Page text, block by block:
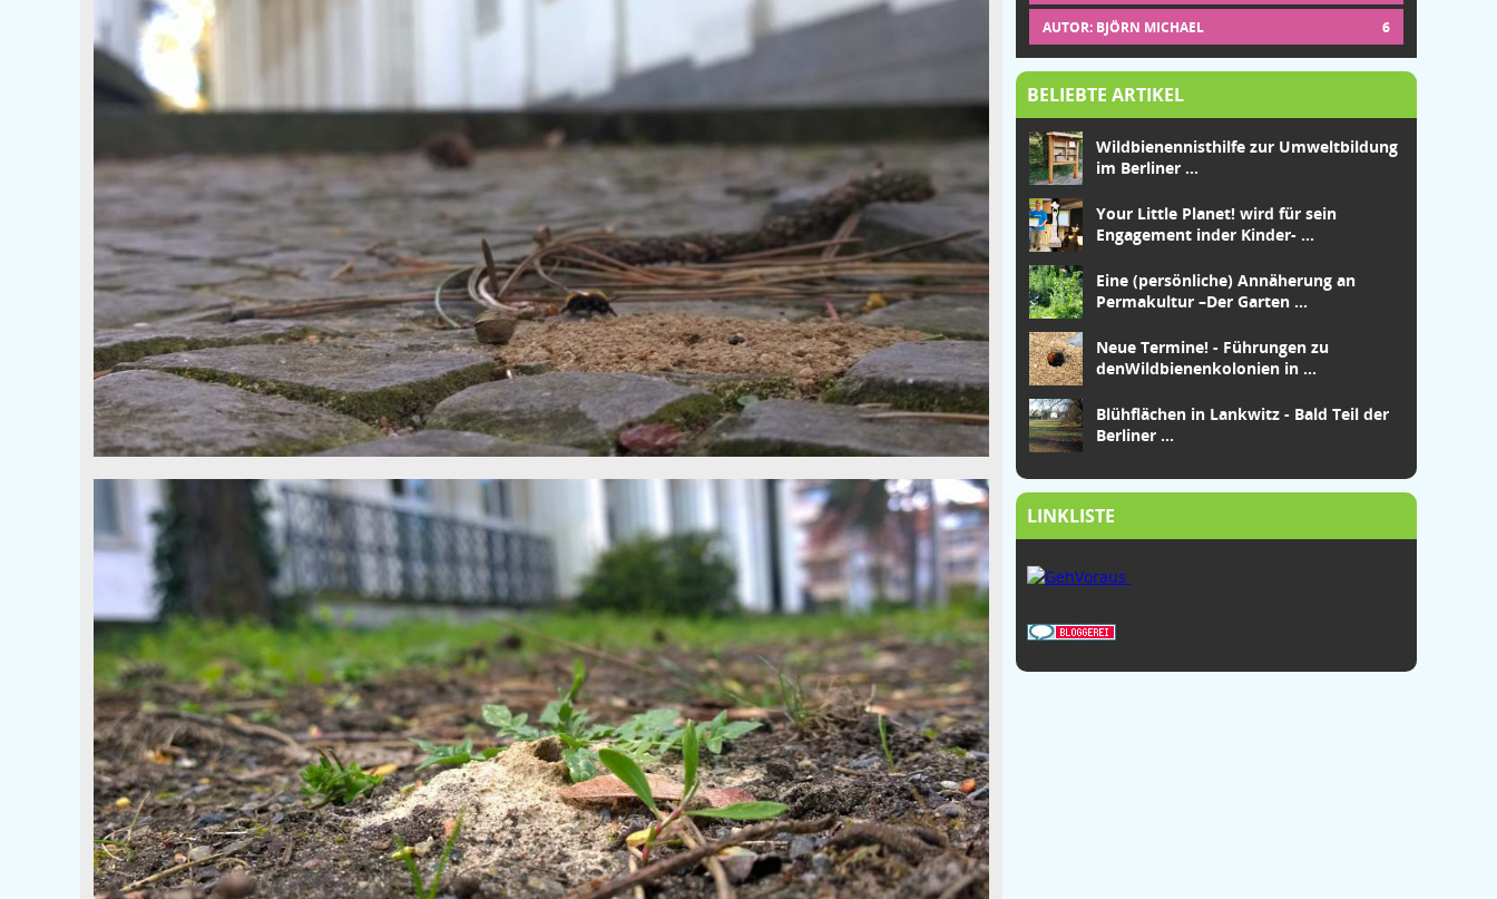
AUTOR: BJÖRN MICHAEL 6
BELIEBTE ARTIKEL
Wildbienennisthilfe zur Umweltbildung
im Berliner ...
Your Little Planet! wird für sein
Engagement inder Kinder- ...
Eine (persönliche) Annäherung an
Permakultur –Der Garten ...
Neue Termine! - Führungen zu
denWildbienenkolonien in ...
Blühflächen in Lankwitz - Bald Teil der
Berliner ...
LINKLISTE